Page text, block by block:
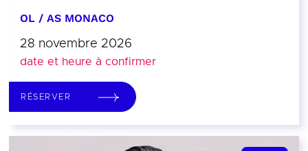
OL / AS MONACO
28 novembre 2026
date et heure à confirmer
RÉSERVER